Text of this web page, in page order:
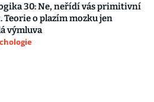
30: Ne, neřídí vás primitivní
o plazím mozku jen
výmluva